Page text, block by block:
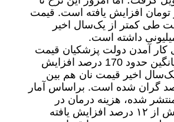
۹۴ هزار تومان افزایش یافته است. قیمت
طی کمتر از یک‌سال اخیر
داشته است.
کار آمدن دولت پزشکیان قیمت
برنج به طور میانگین حدود 170 درصد افزایش
اخیر قیمت نان هم بین
150 درصد گران شده است. براساس آمار
شده، هزینه درمان در
یک‌سال اخیر بیش از ۱۲ درصد افزایش یافته